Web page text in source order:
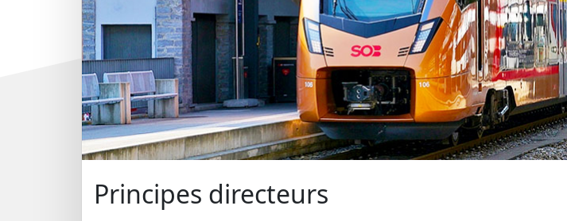
Principes directeurs